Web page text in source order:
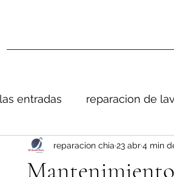
entradas reparacion de
Mantenimiento
reparacion chia 23 abr 4 min